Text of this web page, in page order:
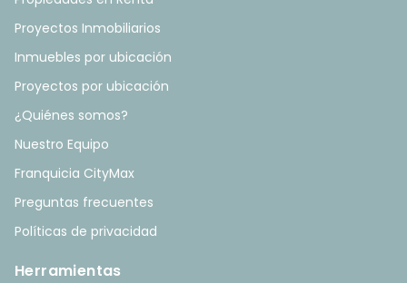
Proyectos Inmobiliarios
Inmuebles por ubicación
Proyectos por ubicación
¿Quiénes somos?
Nuestro Equipo
Franquicia CityMax
Preguntas frecuentes
Políticas de privacidad
Herramientas